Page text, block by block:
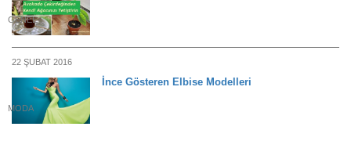
GENEL
22 ŞUBAT 2016
MODA
İnce Gösteren Elbise Modelleri